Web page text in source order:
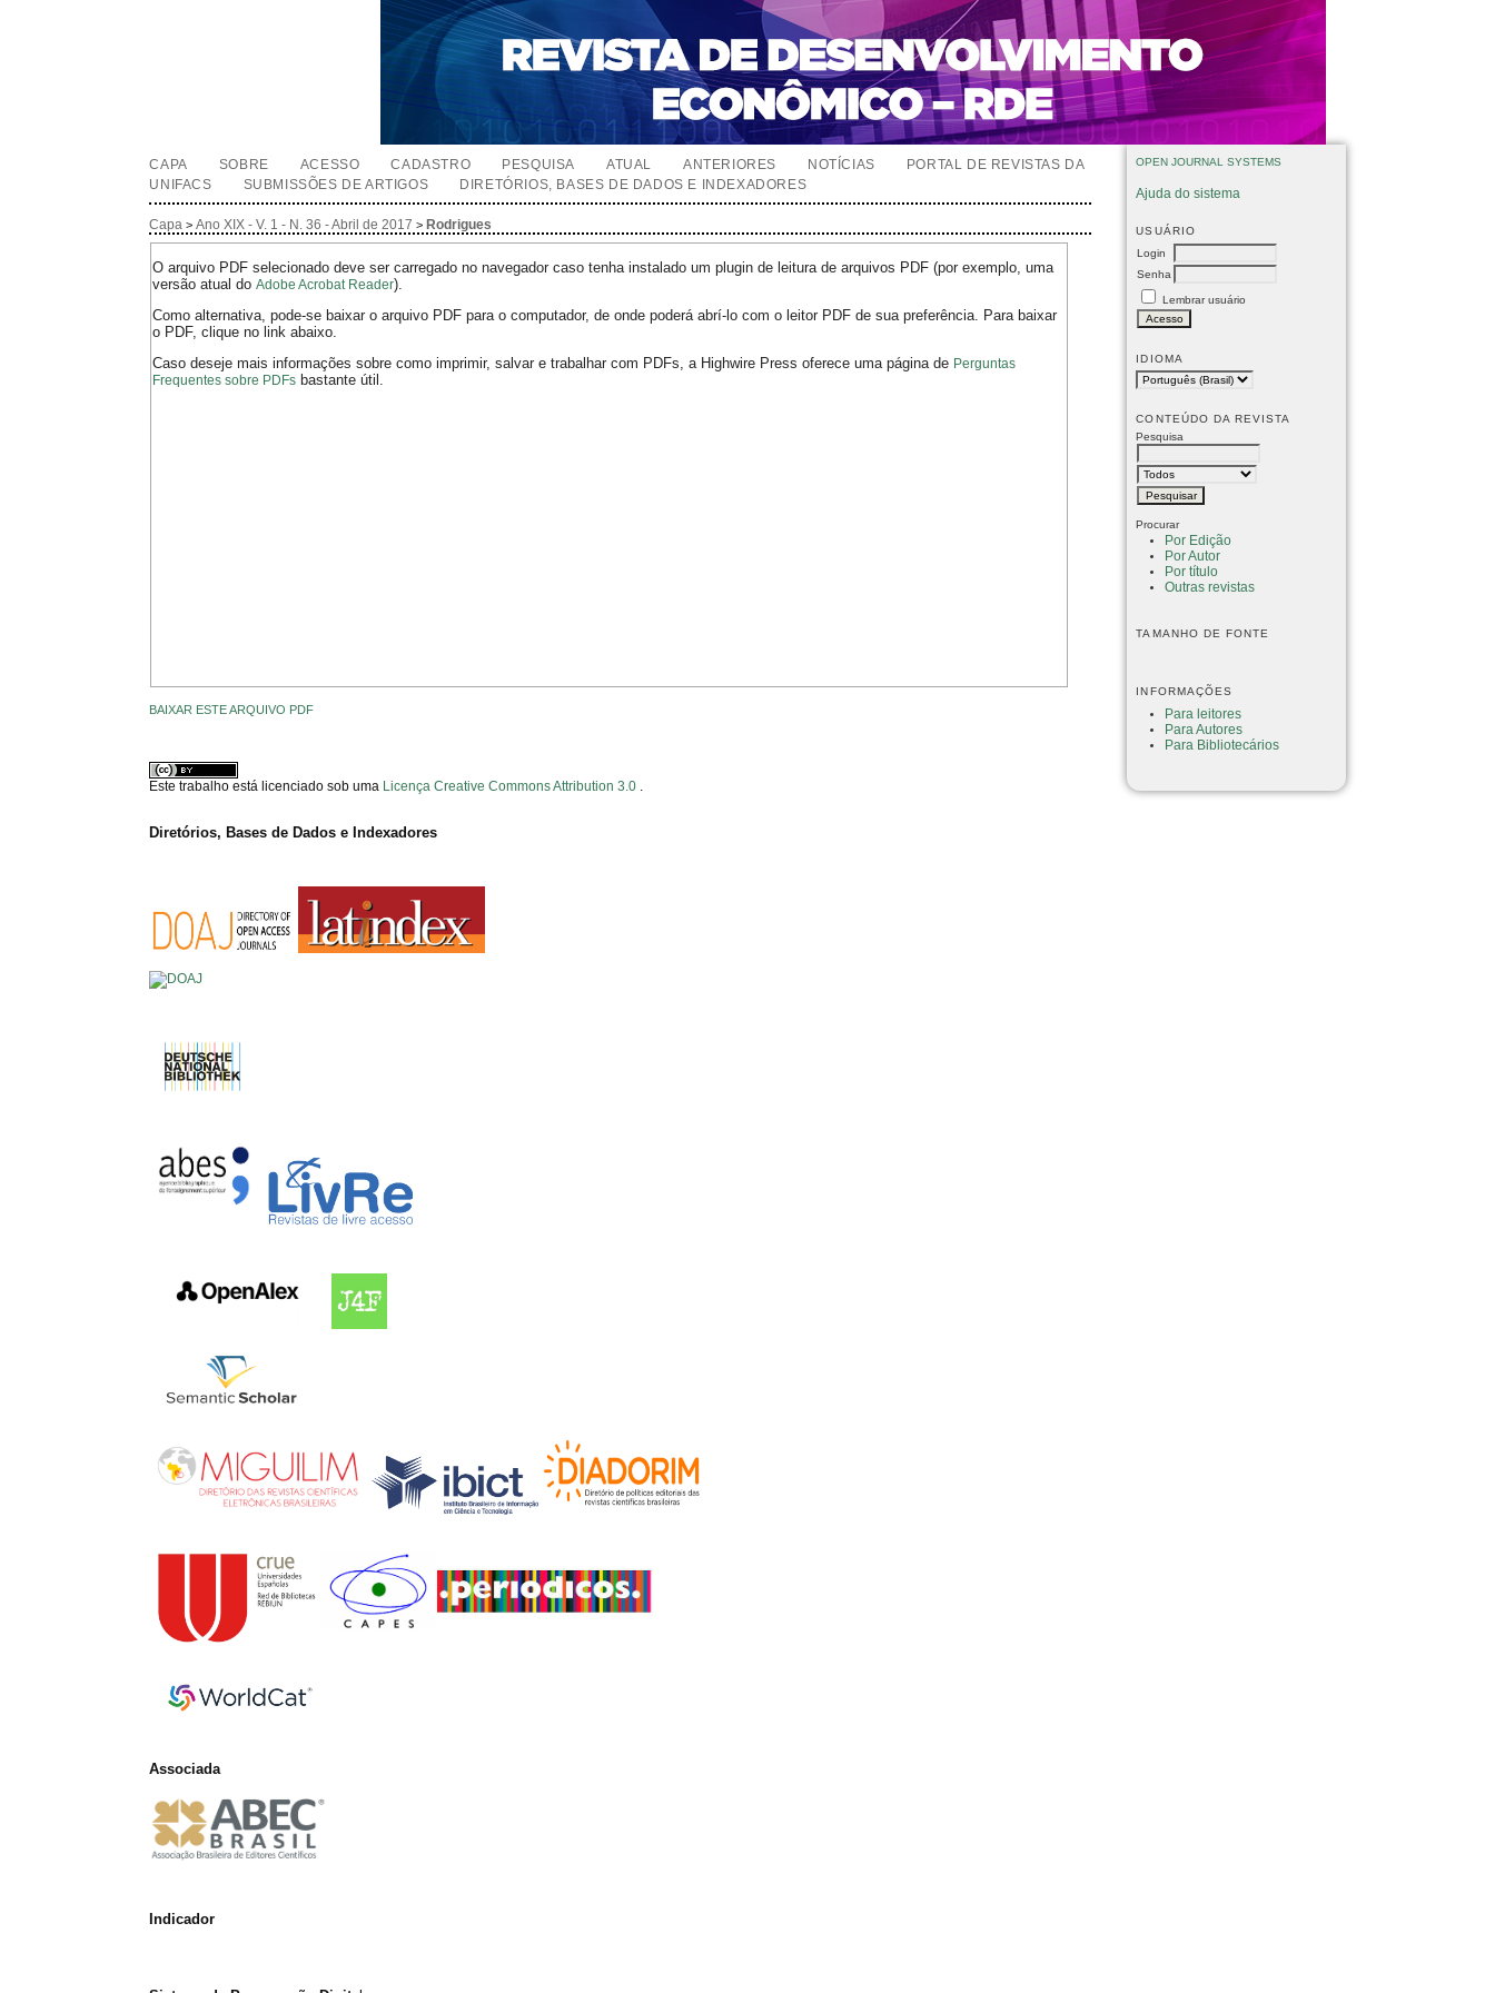
OPEN JOURNAL SYSTEMS
Ajuda do sistema
USUÁRIO
Login
Senha
Lembrar usuário
IDIOMA
CONTEÚDO DA REVISTA
Pesquisa
Procurar
Por Edição
Por Autor
Por título
Outras revistas
TAMANHO DE FONTE
INFORMAÇÕES
Para leitores
Para Autores
Para Bibliotecários
CAPA SOBRE ACESSO CADASTRO PESQUISA ATUAL ANTERIORES NOTÍCIAS
PORTAL DE REVISTAS DA
UNIFACS
SUBMISSÕES DE ARTIGOS DIRETÓRIOS, BASES DE DADOS E INDEXADORES
Capa >Ano XIX - V. 1 - N. 36 - Abril de 2017 > Rodrigues
O arquivo PDF selecionado deve ser carregado no navegador caso tenha instalado um plugin de leitura de arquivos PDF (por exemplo, uma
versão atual doAdobe Acrobat Reader).
Como alternativa, pode-se baixar o arquivo PDF para o computador, de onde poderá abrí-lo com o leitor PDF de sua preferência. Para baixar
o PDF, clique no link abaixo.
Caso deseje mais informações sobre como imprimir, salvar e trabalhar com PDFs, a Highwire Press oferece uma página de Perguntas
Frequentes sobre PDFs bastante útil.
BAIXAR ESTE ARQUIVO PDF
Este trabalho está licenciado sob uma Licença Creative Commons Attribution 3.0 .
Diretórios, Bases de Dados e Indexadores
Associada
Indicador